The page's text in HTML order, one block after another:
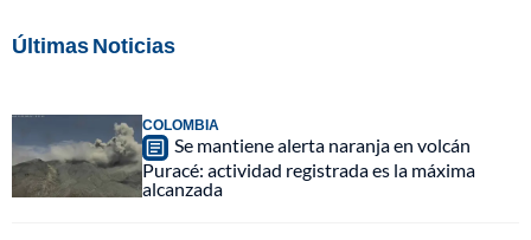
Últimas Noticias
COLOMBIA
Se mantiene alerta naranja en volcán
Puracé: actividad registrada es la máxima
alcanzada